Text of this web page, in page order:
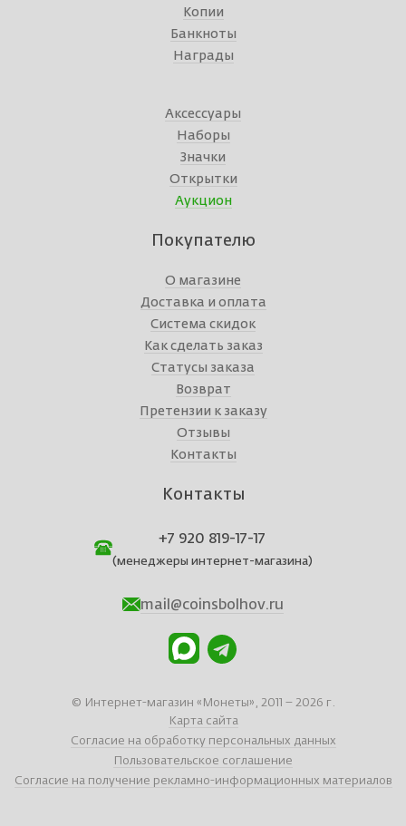
Копии
Банкноты
Награды
Аксессуары
Наборы
Значки
Открытки
Аукцион
Покупателю
О магазине
Доставка и оплата
Система скидок
Как сделать заказ
Статусы заказа
Возврат
Претензии к заказу
Отзывы
Контакты
Контакты
+7 920 819-17-17
(менеджеры интернет-магазина)
mail@coinsbolhov.ru
© Интернет-магазин «Монеты», 2011 – 2026 г.
Карта сайта
Согласие на обработку персональных данных
Пользовательское соглашение
Согласие на получение рекламно-информационных материалов